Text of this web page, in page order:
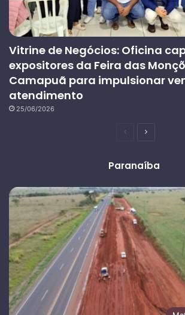
Vitrine de Negócios: Oficina
expositores da Feira das
Camapuã para impulsionar
atendimento
25/06/2026
PáginaPróxima
Paranaíba